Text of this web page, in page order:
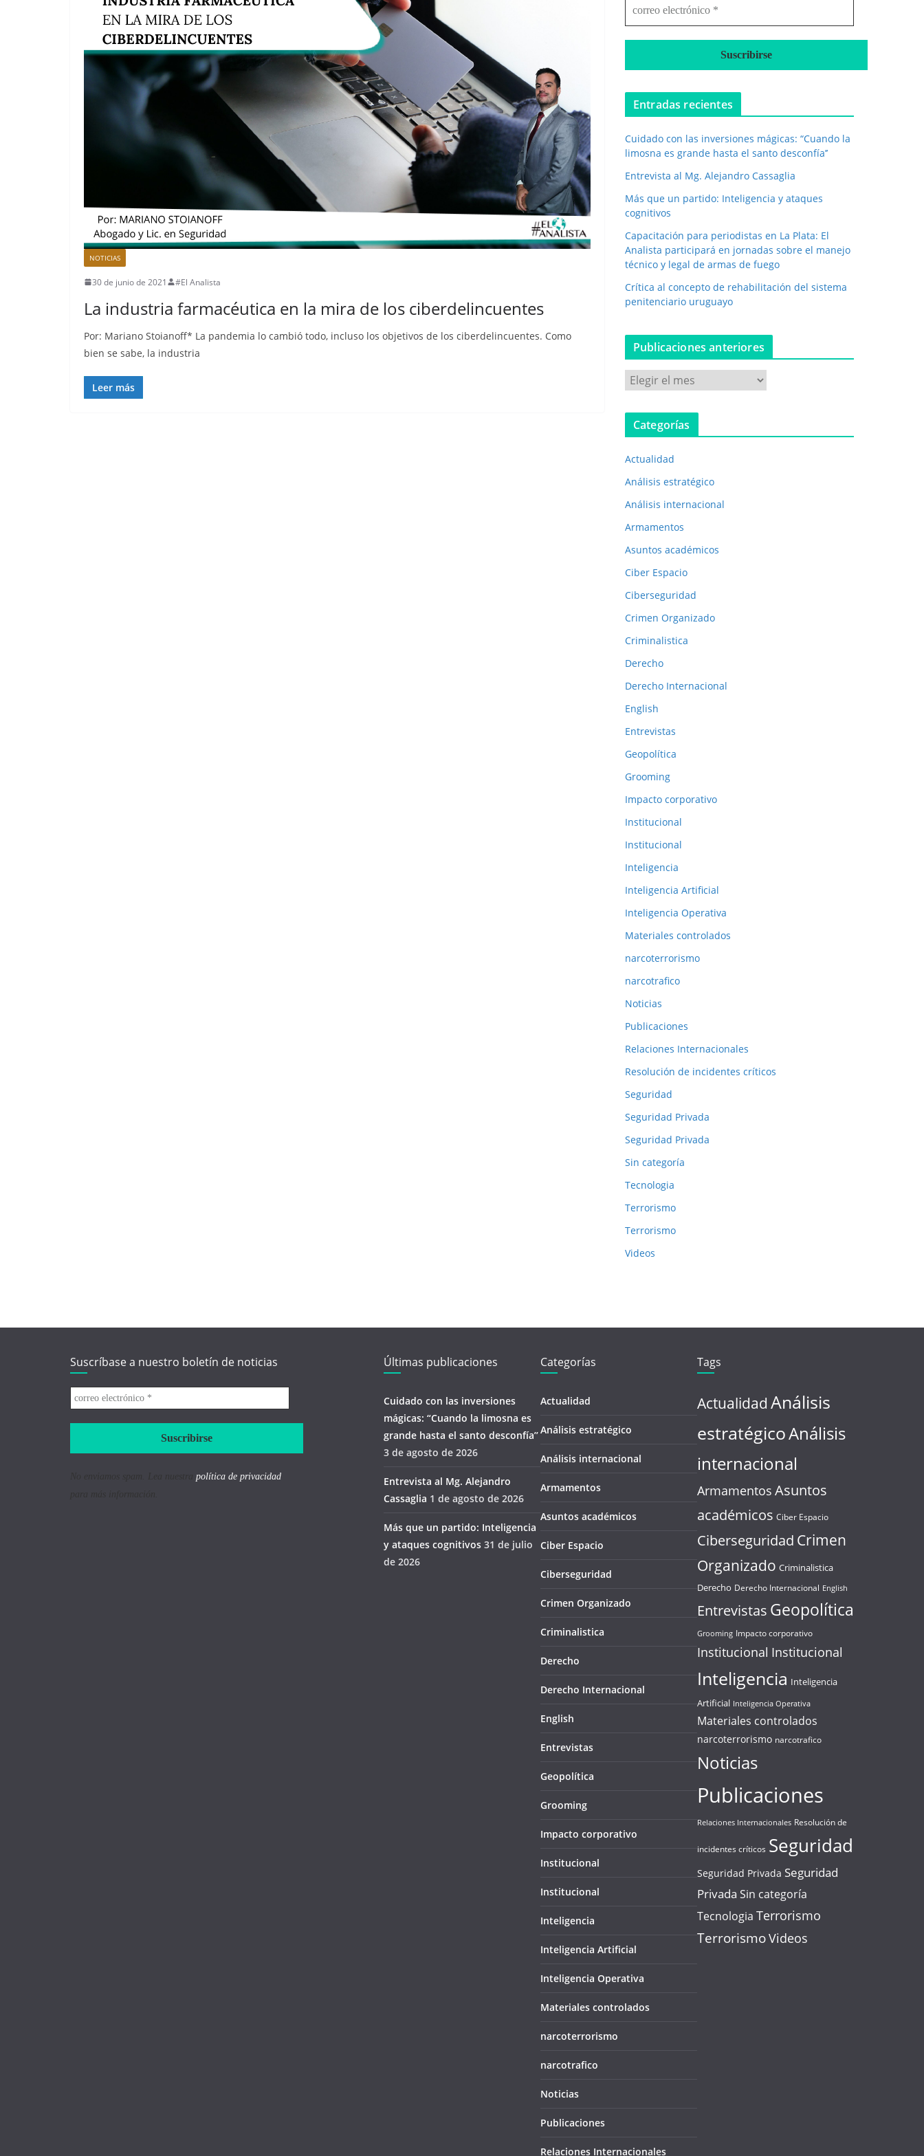
NOTICIAS
30 de junio de 2021 #El Analista
La industria farmacéutica en la mira de los ciberdelincuentes
Por: Mariano Stoianoff* La pandemia lo cambió todo, incluso los objetivos de los ciberdelincuentes. Como
bien se sabe, la industria
Leer más
r
r
e
o
l
t
r
n
i
*
Entradas recientes
Cuidado con las inversiones mágicas: “Cuando la
limosna es grande hasta el santo desconfía’’
Entrevista al Mg. Alejandro Cassaglia
Más que un partido: Inteligencia y ataques
cognitivos
Capacitación para periodistas en La Plata: El
Analista participará en jornadas sobre el manejo
técnico y legal de armas de fuego
Crítica al concepto de rehabilitación del sistema
penitenciario uruguayo
Publicaciones anteriores
u
b
c
a
c
o
n
e
a
n
t
r
i
o
e
s
Categorías
Actualidad
Análisis estratégico
Análisis internacional
Armamentos
Asuntos académicos
Ciber Espacio
Ciberseguridad
Crimen Organizado
Criminalistica
Derecho
Derecho Internacional
English
Entrevistas
Geopolítica
Grooming
Impacto corporativo
Institucional
Institucional
Inteligencia
Inteligencia Artificial
Inteligencia Operativa
Materiales controlados
narcoterrorismo
narcotrafico
Noticias
Publicaciones
Relaciones Internacionales
Resolución de incidentes críticos
Seguridad
Seguridad Privada
Seguridad Privada
Sin categoría
Tecnologia
Terrorismo
Terrorismo
Videos
Suscríbase a nuestro boletín de noticias
electrónico
*
política de privacidad
Últimas publicaciones
Cuidado con las inversiones
mágicas: “Cuando la limosna es
grande hasta el santo desconfía’’
3 de agosto de 2026
Entrevista al Mg. Alejandro
Cassaglia 1 de agosto de 2026
Más que un partido: Inteligencia
y ataques cognitivos 31 de julio
de 2026
Categorías
Actualidad
Análisis estratégico
Análisis internacional
Armamentos
Asuntos académicos
Ciber Espacio
Ciberseguridad
Crimen Organizado
Criminalistica
Derecho
Derecho Internacional
English
Entrevistas
Geopolítica
Grooming
Impacto corporativo
Institucional
Institucional
Inteligencia
Inteligencia Artificial
Inteligencia Operativa
Materiales controlados
narcoterrorismo
narcotrafico
Noticias
Publicaciones
Relaciones Internacionales
Tags
Actualidad Análisis
estratégicoAnálisis
internacional
Armamentos Asuntos
académicos Ciber Espacio
Ciberseguridad Crimen
Organizado Criminalistica
Derecho Derecho Internacional English
Entrevistas Geopolítica
Grooming Impacto corporativo
Institucional Institucional
Inteligencia Inteligencia
Artificial Inteligencia Operativa
Materiales controlados
narcoterrorismo narcotrafico
Noticias
Publicaciones
Relaciones Internacionales Resolución de
incidentes críticos Seguridad
Seguridad Privada Seguridad
Privada Sin categoría
Tecnologia Terrorismo
TerrorismoVideos